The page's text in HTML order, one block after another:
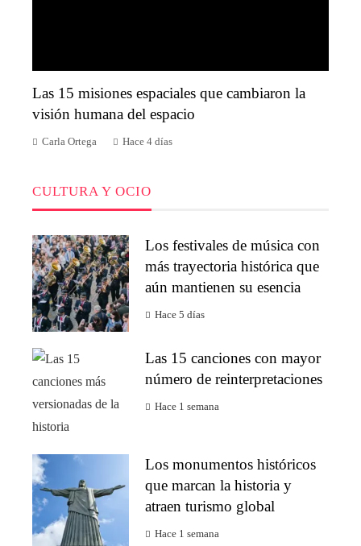
Las 15 misiones espaciales que cambiaron la
visión humana del espacio
Carla Ortega Hace 4 días
CULTURA Y OCIO
Los festivales de música con
más trayectoria histórica que
aún mantienen su esencia
Hace 5 días
Las 15 canciones con mayor
número de reinterpretaciones
Hace 1 semana
Los monumentos históricos
que marcan la historia y
atraen turismo global
Hace 1 semana